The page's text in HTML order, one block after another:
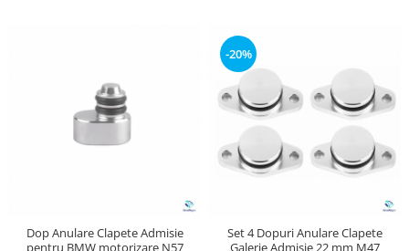
Dop Anulare Clapete Admisie
pentru BMW motorizare N57
-20%
Set 4 Dopuri Anulare Clapete
Galerie Admisie 22 mm M47